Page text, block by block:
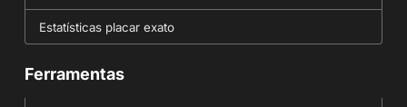
Estatísticas placar exato
Ferramentas